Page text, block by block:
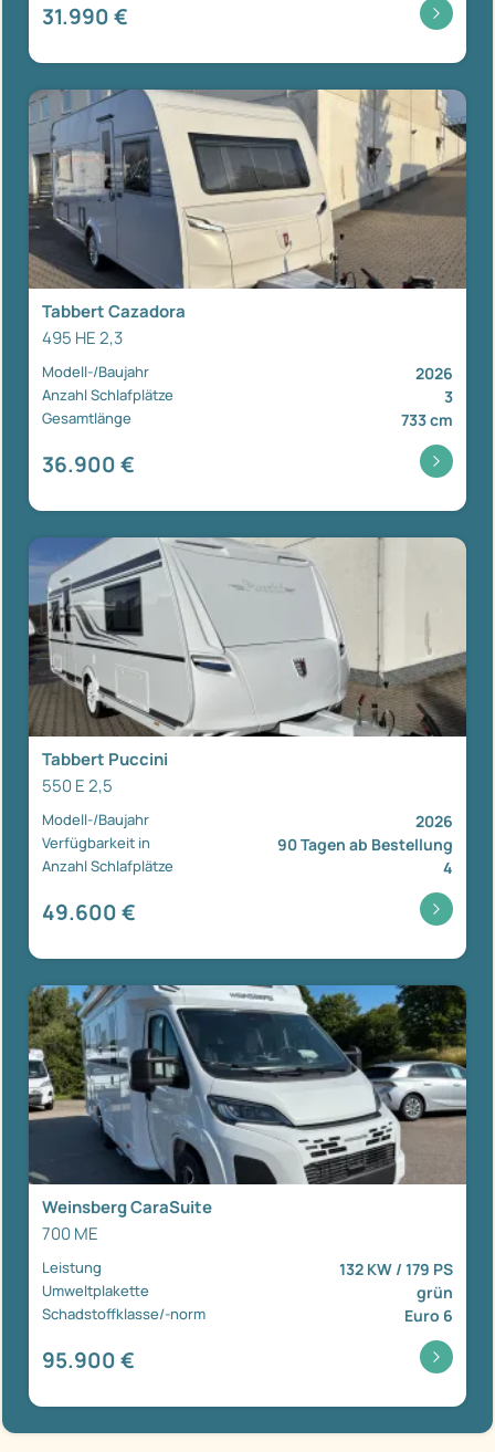
31.990 €
Tabbert Cazadora
495 HE 2,3
Modell-/Baujahr 2026
Anzahl Schlafplätze 3
Gesamtlänge 733 cm
36.900 €
Tabbert Puccini
550 E 2,5
Modell-/Baujahr 2026
Verfügbarkeit in 90 Tagen ab Bestellung
Anzahl Schlafplätze 4
49.600 €
Weinsberg CaraSuite
700 ME
Leistung 132 KW / 179 PS
Umweltplakette grün
Schadstoffklasse/-norm Euro 6
95.900 €